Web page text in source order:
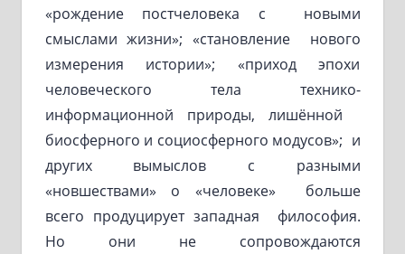
«рождение постчеловека с новыми
смыслами жизни»; «становление нового
измерения истории»; «приход эпохи
человеческого тела технико-
информационной природы, лишённой
биосферного и социосферного модусов»; и
других вымыслов с разными
«новшествами» о «человеке» больше
всего продуцирует западная философия.
Но они не сопровождаются